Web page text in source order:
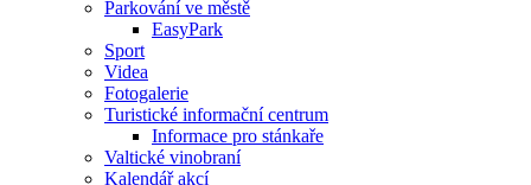
Parkování ve městě
EasyPark
Sport
Videa
Fotogalerie
Turistické informační centrum
Informace pro stánkaře
Valtické vinobraní
Kalendář akcí